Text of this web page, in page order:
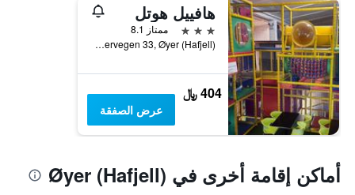
هافييل هوتل
3 نجوم
ممتاز 8.1
Hundervegen 33, Øyer (Hafjell), أوبلاند, النرويج
404 ﷼
عرض الصفقة
أماكن إقامة أخرى في Øyer (Hafjell)